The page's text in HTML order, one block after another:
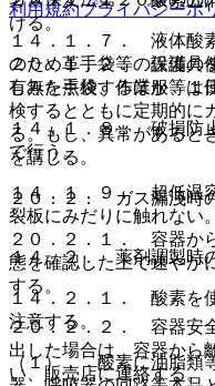
ける。
２０．１．２． 設備の
有無を点検するほか、１
検するとともに定期的に
る。もし、異常があると
を講じる。
２０．２． ガス漏洩時
２０．２．１． 容器か
態を確認した上で速やか
する。
２０．２．２． 容器安
出した場合は、容器から
い、販売店に連絡する。
１４．１．７． 液体酸
のため革手袋等の保護具
しみた手袋、作業服等は
１４．１．８． 破損防
で行う。
１４．１．９． 超低温
裂板にみだりに触れない。
１４．２． 薬剤調製時
１４．２．１． 酸素を
注意する。
（１）． 酸素に油脂類
利用規約プライバシーポ